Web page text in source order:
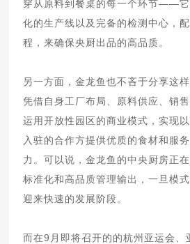
穿从原料到餐桌的每一个环节——它
化的生产线以及完备的检测中心，
程，来确保央厨出品的高品质。
另一方面，金龙鱼也不吝于分享这
凭借自身工厂布局、原料供应、销
运用开放性园区的商业模式，实现
入驻的合作方提供优质的食材和服
力。可以说，金龙鱼的中央厨房正
标准化和高品质管理输出，一旦模
迎来快速的发展阶段。
而在9月即将召开的的杭州亚运会、